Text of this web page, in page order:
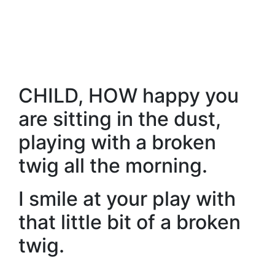
CHILD, HOW happy you
are sitting in the dust,
playing with a broken
twig all the morning.
I smile at your play with
that little bit of a broken
twig.